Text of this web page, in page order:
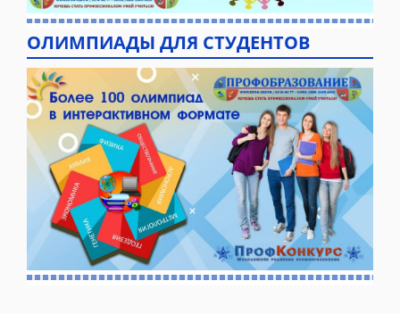
ОЛИМПИАДЫ ДЛЯ СТУДЕНТОВ